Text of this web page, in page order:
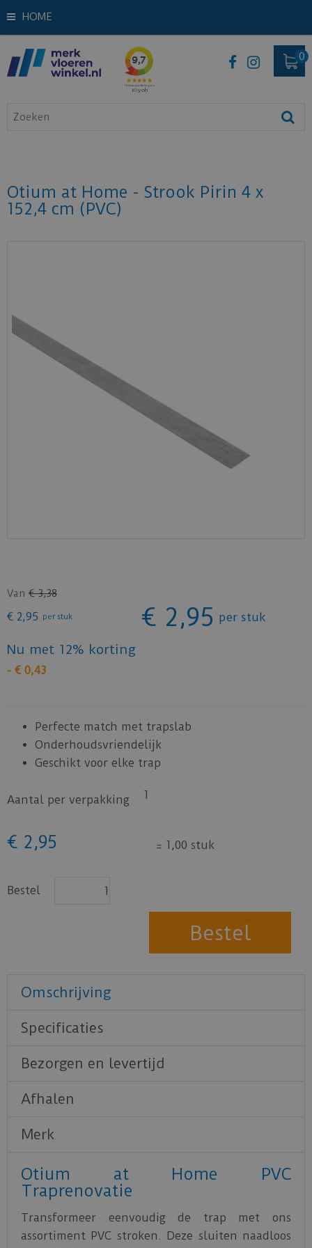
HOME
Otium at Home - Strook Pirin 4 x
152,4 cm (PVC)
Van € 3,38
€ 2,95 per stuk € 2,95 per stuk
Nu met 12% korting
- € 0,43
Perfecte match met trapslab
Onderhoudsvriendelijk
Geschikt voor elke trap
Aantal per verpakking 1
€ 2 ,95 = 1,00 stuk
Bestel
Omschrijving
Specificaties
Bezorgen en levertijd
Afhalen
Merk
Otium at Home PVC
Traprenovatie
Transformeer eenvoudig de trap met ons
assortiment PVC stroken. Deze sluiten naadloos